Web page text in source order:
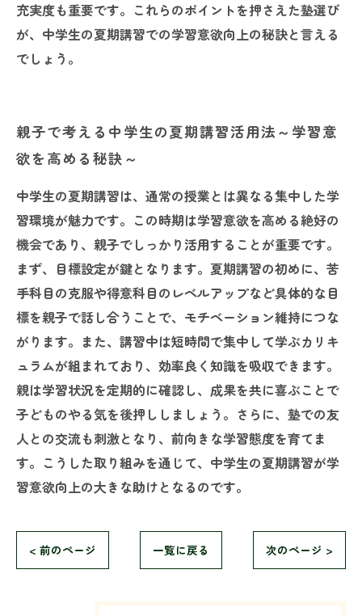
充実度も重要です。これらのポイントを押さえた塾選び
が、中学生の夏期講習での学習意欲向上の秘訣と言える
でしょう。
親子で考える中学生の夏期講習活用法～学習意
欲を高める秘訣～
中学生の夏期講習は、通常の授業とは異なる集中した学
習環境が魅力です。この時期は学習意欲を高める絶好の
機会であり、親子でしっかり活用することが重要です。
まず、目標設定が鍵となります。夏期講習の初めに、苦
手科目の克服や得意科目のレベルアップなど具体的な目
標を親子で話し合うことで、モチベーション維持につな
がります。また、講習中は短時間で集中して学ぶカリキ
ュラムが組まれており、効率良く知識を吸収できます。
親は学習状況を定期的に確認し、成果を共に喜ぶことで
子どものやる気を後押ししましょう。さらに、塾での友
人との交流も刺激となり、前向きな学習態度を育てま
す。こうした取り組みを通じて、中学生の夏期講習が学
習意欲向上の大きな助けとなるのです。
< 前のページ 一覧に戻る 次のページ >